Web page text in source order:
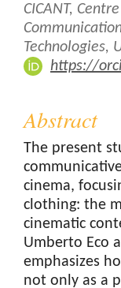
CICANT,
Technologies,
https://
Abstract
The present
cinema,
clothing: the
cinematic
Umberto Eco
emphasizes
not only as a